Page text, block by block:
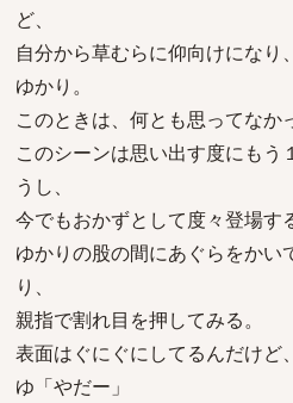
ど、
自分から草むらに仰向けになり
ゆかり。
このときは、何とも思ってなか
このシーンは思い出す度にもう
うし、
今でもおかずとして度々登場す
ゆかりの股の間にあぐらをかい
り、
親指で割れ目を押してみる。
表面はぐにぐにしてるんだけど
ゆ「やだー」